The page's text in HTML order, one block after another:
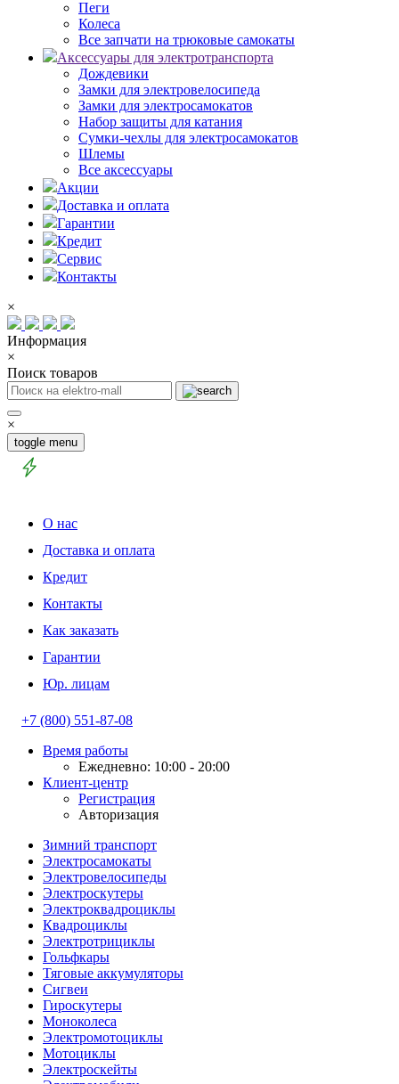
Пеги
Колеса
Все запчати на трюковые самокаты
Аксессуары для электротранспорта
Дождевики
Замки для электровелосипеда
Замки для электросамокатов
Набор защиты для катания
Сумки-чехлы для электросамокатов
Шлемы
Все аксессуары
Акции
Доставка и оплата
Гарантии
Кредит
Сервис
Контакты
×
Информация
×
Поиск товаров
×
toggle menu
О нас
Доставка и оплата
Кредит
Контакты
Как заказать
Гарантии
Юр. лицам
+7 (800) 551-87-08
Время работы
Ежедневно: 10:00 - 20:00
Клиент-центр
Регистрация
Авторизация
Зимний транспорт
Электросамокаты
Электровелосипеды
Электроскутеры
Электроквадроциклы
Квадроциклы
Электротрициклы
Гольфкары
Тяговые аккумуляторы
Сигвеи
Гироскутеры
Моноколеса
Электромотоциклы
Мотоциклы
Электроскейты